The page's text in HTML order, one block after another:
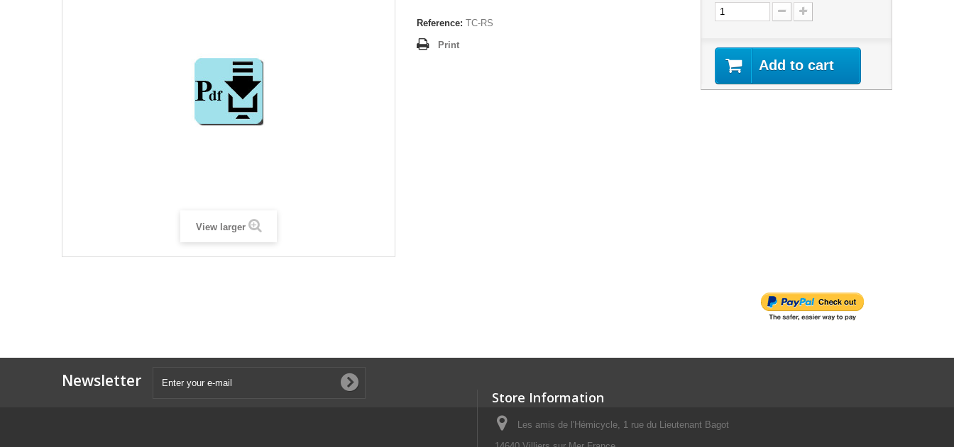
View larger
Reference: TC-RS
Print
Add to cart
Newsletter
Store Information
Les amis de l'Hémicycle, 1 rue du Lieutenant Bagot